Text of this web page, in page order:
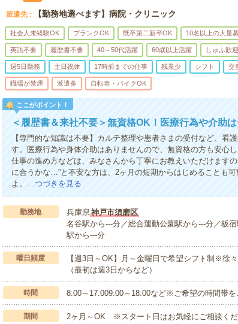
派遣先 【勤務地選べます】病院・クリニック
社会人未経験OK ブランクOK 既卒第二新卒OK 10名以上の大量
英語不要 履歴書不要 40～50代活躍 60歳以上活躍 しゅふ歓迎
週5日勤務 土日祝休 17時前までの仕事 残業少 シフト 交
職場が禁煙 派遣多 自転車・バイクOK
ここがポイント！
＜履歴書＆来社不要＞無資格OK！医療行為や介助
【専門的な知識は不要】カルテ整理や患者さまの受付など、看
す。医療行為や身体介助はありませんので、無資格の方も安心
仕事の進め方などは、みなさんから丁寧にお教えいただけます
に合うかな…”と不安な方は、2ヶ月の短期からはじめることも
よ。…つづきを見る
勤務地 兵庫県神戸市須磨区
名谷駅から---分／総合運動公園駅から---分／板
駅から---分
曜日頻度
【週3日～OK】月～金曜日で希望シフト制※徐
（最初は週3日からなど）
時間 8:00～17:009:00～18:00など※ご希望の時間帯を
期間 2ヶ月～OK ※スタート日はお気軽にご相談くだ